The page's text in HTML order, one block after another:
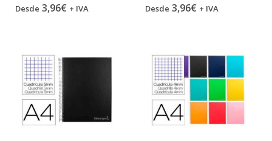
Desde 3,96€ + IVA Desde 3,96€ + IVA